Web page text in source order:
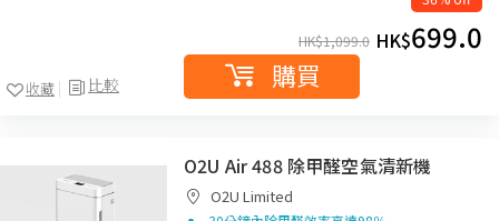
比較
收藏
HK$1,099.0 HK$699.0
購買
O2U Air 488 除甲醛空氣清新機
O2U Limited